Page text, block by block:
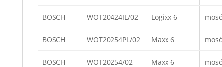
BOSCH WOT20424IL/02 Logixx 6
BOSCH WOT20254PL/02 Maxx 6
BOSCH WOT20254/02 Maxx 6